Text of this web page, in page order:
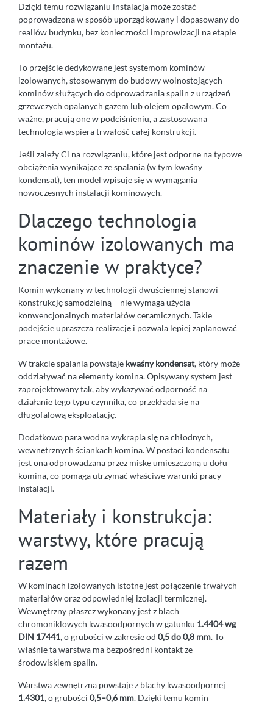
Dzięki temu rozwiązaniu instalacja może zostać
poprowadzona w sposób uporządkowany i dopasowany do
realiów budynku, bez konieczności improwizacji na etapie
montażu.
To przejście dedykowane jest systemom kominów
izolowanych, stosowanym do budowy wolnostojących
kominów służących do odprowadzania spalin z urządzeń
grzewczych opalanych gazem lub olejem opałowym. Co
ważne, pracują one w podciśnieniu, a zastosowana
technologia wspiera trwałość całej konstrukcji.
Jeśli zależy Ci na rozwiązaniu, które jest odporne na typowe
obciążenia wynikające ze spalania (w tym kwaśny
kondensat), ten model wpisuje się w wymagania
nowoczesnych instalacji kominowych.
Dlaczego technologia
kominów izolowanych ma
znaczenie w praktyce?
Komin wykonany w technologii dwuściennej stanowi
konstrukcję samodzielną – nie wymaga użycia
konwencjonalnych materiałów ceramicznych. Takie
podejście upraszcza realizację i pozwala lepiej zaplanować
prace montażowe.
W trakcie spalania powstaje kwaśny kondensat, który może
oddziaływać na elementy komina. Opisywany system jest
zaprojektowany tak, aby wykazywać odporność na
działanie tego typu czynnika, co przekłada się na
długofalową eksploatację.
Dodatkowo para wodna wykrapla się na chłodnych,
wewnętrznych ściankach komina. W postaci kondensatu
jest ona odprowadzana przez miskę umieszczoną u dołu
komina, co pomaga utrzymać właściwe warunki pracy
instalacji.
Materiały i konstrukcja:
warstwy, które pracują
razem
W kominach izolowanych istotne jest połączenie trwałych
materiałów oraz odpowiedniej izolacji termicznej.
Wewnętrzny płaszcz wykonany jest z blach
chromoniklowych kwasoodpornych w gatunku 1.4404 wg
DIN 17441, o grubości w zakresie od 0,5 do 0,8 mm. To
właśnie ta warstwa ma bezpośredni kontakt ze
środowiskiem spalin.
Warstwa zewnętrzna powstaje z blachy kwasoodpornej
1.4301, o grubości 0,5–0,6 mm. Dzięki temu komin